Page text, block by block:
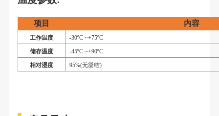
项目 内容
工作温度
-30ºC ~+75ºC
储存温度
-45ºC ~+90ºC
相对湿度
95%(无凝结)